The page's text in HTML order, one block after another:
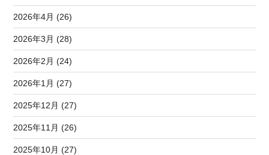
2026年4月 (26)
2026年3月 (28)
2026年2月 (24)
2026年1月 (27)
2025年12月 (27)
2025年11月 (26)
2025年10月 (27)